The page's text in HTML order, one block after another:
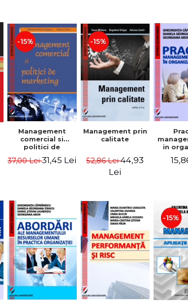
Dogaru,
Valentina Zaharia
-15%
Management
comercial si
politici de
37,00 Lei31,45 Lei
-15%
Management prin
calitate
52,86 Lei44,93
Lei
in
-15%